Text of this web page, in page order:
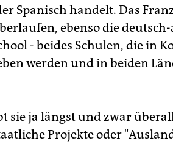
Spanisch handelt. Das
ebenso die deutsch-
- beides Schulen, die in
werden und in beiden
sie ja längst und zwar
Projekte oder